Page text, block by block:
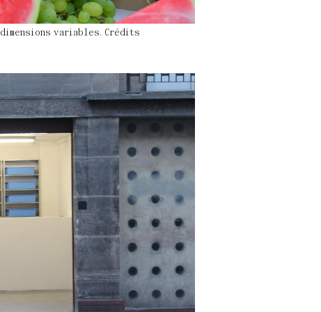
Correspondances (
dimensions variables. Crédits